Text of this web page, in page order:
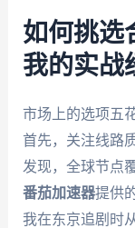
如何挑选
我的实战
市场上的选项五
首先，关注线路
发现，全球节点
番茄加速器提供
我在东京追剧时